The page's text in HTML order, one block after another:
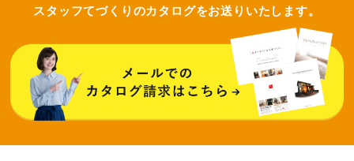
スタッフてづくりのカタログをお送りいたします。